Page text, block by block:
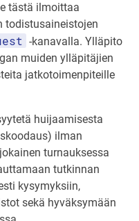
tästä ilmoittaa
todistusaineistojen
-kanavalla. Ylläpito
muiden ylläpitäjien
jatkotoimenpiteille
huijaamisesta
ilman
turnauksessa
tutkinnan
kysymyksiin,
sekä hyväksymään